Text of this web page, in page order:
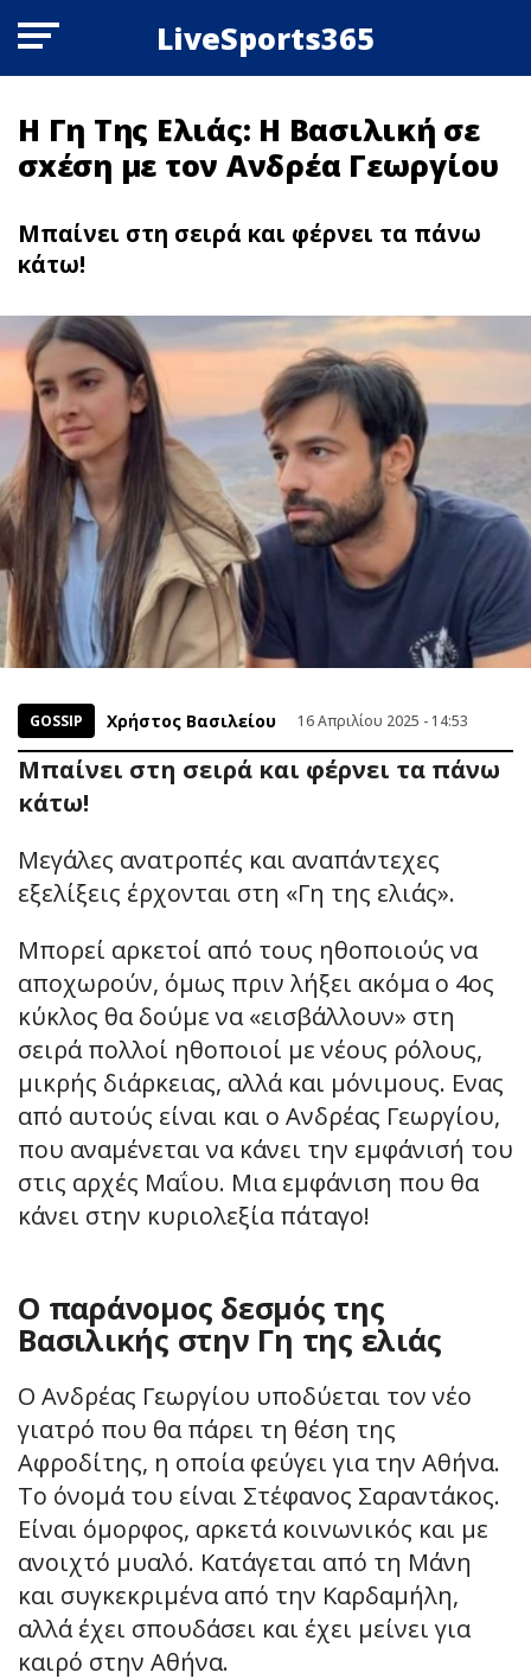
LiveSports365
Η Γη Tης Ελιάς: Η Βασιλική σε
σxέση με τον Ανδρέα Γεωργίου
Μπαίνει στη σειρά και φέρνει τα πάνω
κάτω!
GOSSIP Χρήστος Βασιλείου 16 Απριλίου 2025 - 14:53
Μπαίνει στη σειρά και φέρνει τα πάνω
κάτω!
Μεγάλες ανατροπές και αναπάντεχες
εξελίξεις έρχονται στη «Γη της ελιάς».
Μπορεί αρκετοί από τους ηθοποιούς να
αποχωρούν, όμως πριν λήξει ακόμα ο 4ος
κύκλος θα δούμε να «εισβάλλουν» στη
σειρά πολλοί ηθοποιοί με νέους ρόλους,
μικρής διάρκειας, αλλά και μόνιμους. Ενας
από αυτούς είναι και ο Ανδρέας Γεωργίου,
που αναμένεται να κάνει την εμφάνισή του
στις αρχές Μαΐου. Μια εμφάνιση που θα
κάνει στην κυριολεξία πάταγο!
Ο παράνομος δεσμός της
Βασιλικής στην Γη της ελιάς
Ο Ανδρέας Γεωργίου υποδύεται τον νέο
γιατρό που θα πάρει τη θέση της
Αφροδίτης, η οποία φεύγει για την Αθήνα.
Το όνομά του είναι Στέφανος Σαραντάκος.
Είναι όμορφος, αρκετά κοινωνικός και με
ανοιχτό μυαλό. Κατάγεται από τη Μάνη
και συγκεκριμένα από την Καρδαμήλη,
αλλά έχει σπουδάσει και έχει μείνει για
καιρό στην Αθήνα.